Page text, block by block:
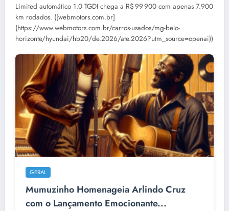
Limited automático 1.0 TGDI chega a R$ 99 900 com apenas 7.900
km rodados. ([webmotors.com.br]
(https://www.webmotors.com.br/carros-usados/mg-belo-
horizonte/hyundai/hb20/de.2026/ate.2026?utm_source=openai))
GERAL
Mumuzinho Homenageia Arlindo Cruz
com o Lançamento Emocionante...